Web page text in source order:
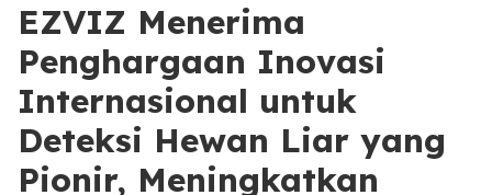
EZVIZ Menerima
Penghargaan Inovasi
Internasional untuk
Deteksi Hewan Liar yang
Pionir, Meningkatkan